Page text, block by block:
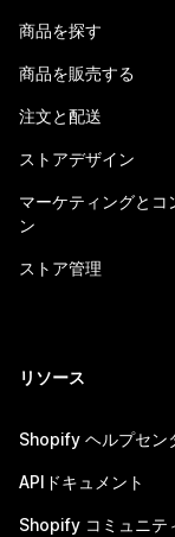
商品を探す
商品を販売する
注文と配送
ストアデザイン
マーケティングとコ
ン
ストア管理
リソース
Shopify ヘルプセン
APIドキュメント
Shopify コミュニテ